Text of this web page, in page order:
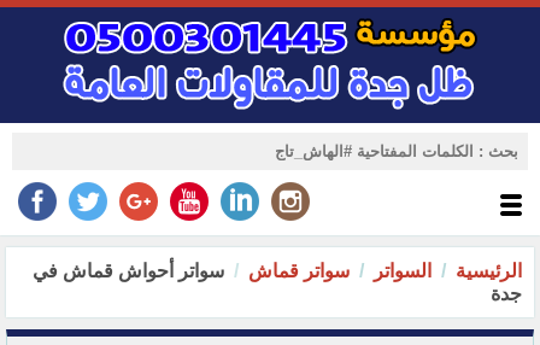
الرئيسية السواتر سواتر قماش
سواتر أحواش قماش في
جدة